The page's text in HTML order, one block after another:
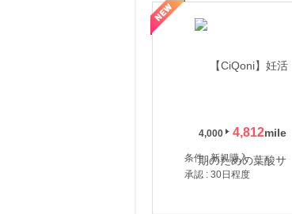
4,000 4,812
条件 : 新規購入
承認 : 30日程度
【ロデオドライブ】創業70年の信頼と高価買取を実現
【ファビウス公式